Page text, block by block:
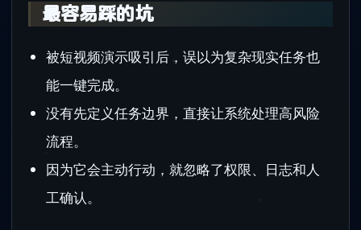
最容易踩的坑
被短视频演示吸引后，误以为复杂现实任务也
能一键完成。
没有先定义任务边界，直接让系统处理高风险
流程。
因为它会主动行动，就忽略了权限、日志和人
工确认。